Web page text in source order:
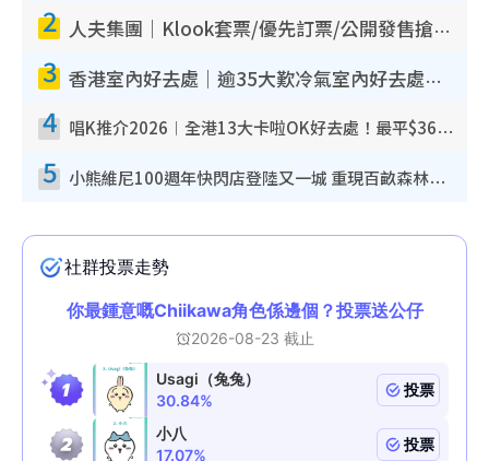
2 人夫集團｜Klook套票/優先訂票/公開發售搶飛攻略！附票價.購票連結.場地座位表
3 香港室內好去處｜逾35大歎冷氣室內好去處推介 室內活動免費避雨無懼落雨
4 唱K推介2026︱全港13大卡啦OK好去處！最平$36起 日文K都有！(附地址+收費詳情)
5 小熊維尼100週年快閃店登陸又一城 重現百畝森林經典場景／獨家限定盲盒登場／專屬DIY香水